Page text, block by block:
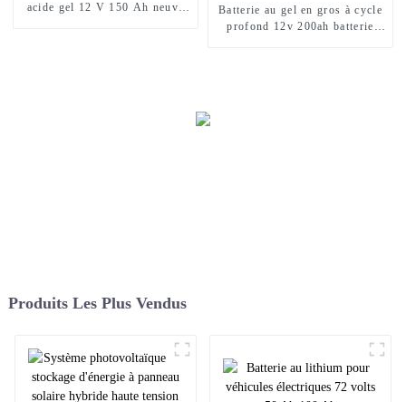
acide gel 12 V 150 Ah neuve
Batterie au gel en gros à cycle
profond 12v 200ah batterie
Produits Les Plus Vendus